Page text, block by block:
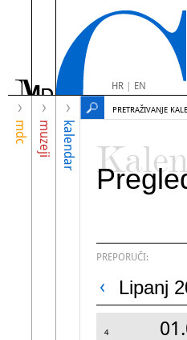
HR| EN
mdc muzeji kalendar
PRETRAŽIVANJE
PREPORUČI:
Lipanj
4